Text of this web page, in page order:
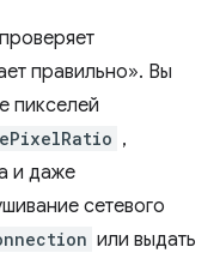
правильно». Вы
пикселей
,
и даже
сетевого
или выдать